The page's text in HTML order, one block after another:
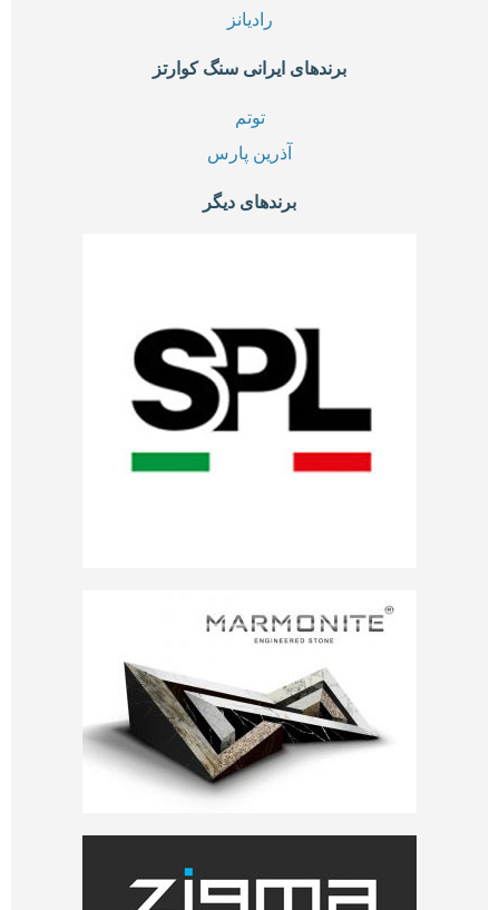
رادیانز
برندهای ایرانی سنگ کوارتز
توتم
آذرین پارس
برندهای دیگر